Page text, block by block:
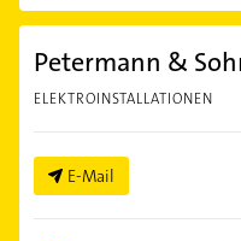
Petermann &
ELEKTROINSTALLATIONEN
E-Mail